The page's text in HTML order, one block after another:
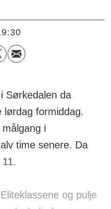
Sørkedalen da
lørdag formiddag.
i
time senere. Da
og pulje